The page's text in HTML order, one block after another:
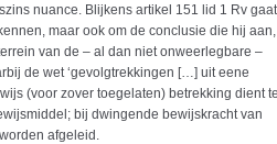
nuance. Blijkens artikel 151 lid 1 Rv
maar ook om de conclusie die hij aan,
van de – al dan niet onweerlegbare –
de wet ‘gevolgtrekkingen […] uit eene
(voor zover toegelaten) betrekking dient te
bij dwingende bewijskracht van
afgeleid.